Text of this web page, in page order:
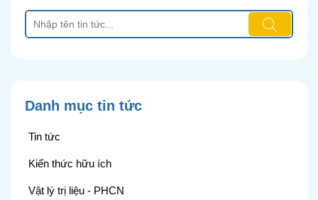
Danh mục tin tức
Tin tức
Kiến thức hữu ích
Vật lý trị liệu - PHCN